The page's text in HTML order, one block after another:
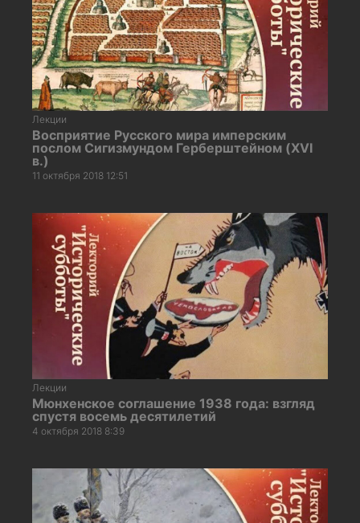
Лекции
Восприятие Русского мира имперским
послом Сигизмундом Герберштейном (XVI
в.)
11 октября 2018 12:51
Лекции
Мюнхенское соглашение 1938 года: взгляд
спустя восемь десятилетий
4 октября 2018 8:39